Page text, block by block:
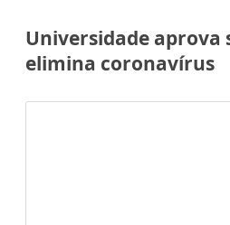
Universidade aprova
elimina coronavírus